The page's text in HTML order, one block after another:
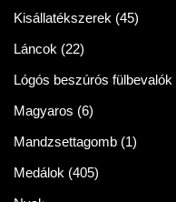
Kisállatékszerek (45)
Láncok (22)
Lógós beszúrós fülbevalók
Magyaros (6)
Mandzsettagomb (1)
Medálok (405)